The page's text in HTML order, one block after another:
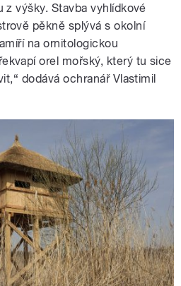
z výšky. Stavba vyhlídkové
pěkně splývá s okolní
na ornitologickou
orel mořský, který tu sice
dodává ochranář Vlastimil